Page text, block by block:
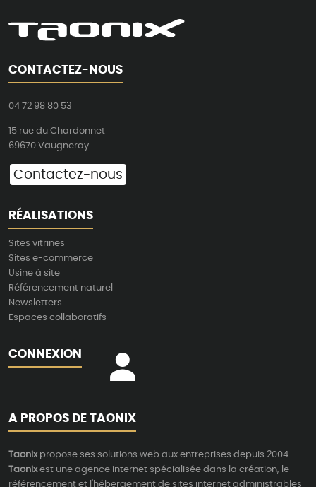
CONTACTEZ-NOUS
04 72 98 80 53
15 rue du Chardonnet
69670 Vaugneray
Contactez-nous
RÉALISATIONS
Sites vitrines
Sites e-commerce
Usine à site
Référencement naturel
Newsletters
Espaces collaboratifs
CONNEXION
A PROPOS DE TAONIX
Taonixpropose ses solutions web aux entreprises depuis 2004.
Taonixest une agence internet spécialisée dans la création, le
référencement et l'hébergement de sites internet administrables